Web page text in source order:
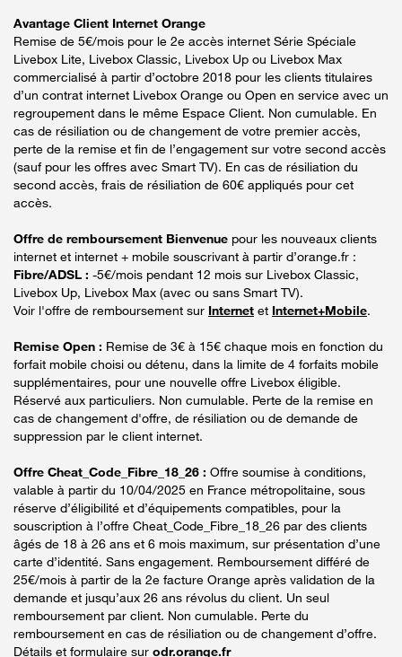
Avantage Client Internet Orange
Remise de 5€/mois pour le 2e accès internet Série Spéciale
Livebox Lite, Livebox Classic, Livebox Up ou Livebox Max
commercialisé à partir d’octobre 2018 pour les clients titulaires
d’un contrat internet Livebox Orange ou Open en service avec un
regroupement dans le même Espace Client. Non cumulable. En
cas de résiliation ou de changement de votre premier accès,
perte de la remise et fin de l’engagement sur votre second accès
(sauf pour les offres avec Smart TV). En cas de résiliation du
second accès, frais de résiliation de 60€ appliqués pour cet
accès.
Offre de remboursement Bienvenue pour les nouveaux clients
internet et internet + mobile souscrivant à partir d’orange.fr :
Fibre/ADSL : -5€/mois pendant 12 mois sur Livebox Classic,
Livebox Up, Livebox Max (avec ou sans Smart TV).
Voir l'offre de remboursement sur Internet et Internet+Mobile.
Remise Open : Remise de 3€ à 15€ chaque mois en fonction du
forfait mobile choisi ou détenu, dans la limite de 4 forfaits mobile
supplémentaires, pour une nouvelle offre Livebox éligible.
Réservé aux particuliers. Non cumulable. Perte de la remise en
cas de changement d'offre, de résiliation ou de demande de
suppression par le client internet.
Offre Cheat_Code_Fibre_18_26 : Offre soumise à conditions,
valable à partir du 10/04/2025 en France métropolitaine, sous
réserve d’éligibilité et d’équipements compatibles, pour la
souscription à l’offre Cheat_Code_Fibre_18_26 par des clients
âgés de 18 à 26 ans et 6 mois maximum, sur présentation d’une
carte d’identité. Sans engagement. Remboursement différé de
25€/mois à partir de la 2e facture Orange après validation de la
demande et jusqu’aux 26 ans révolus du client. Un seul
remboursement par client. Non cumulable. Perte du
remboursement en cas de résiliation ou de changement d’offre.
Détails et formulaire sur odr.orange.fr